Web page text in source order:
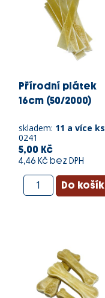
Přírodní plátek
16cm (50/2000)
skladem: 11 a více ks
0241
5,00 Kč
4,46 Kč bez DPH